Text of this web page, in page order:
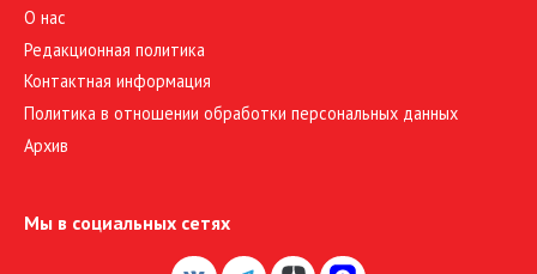
О нас
Редакционная политика
Контактная информация
Политика в отношении обработки персональных данных
Архив
Мы в социальных сетях